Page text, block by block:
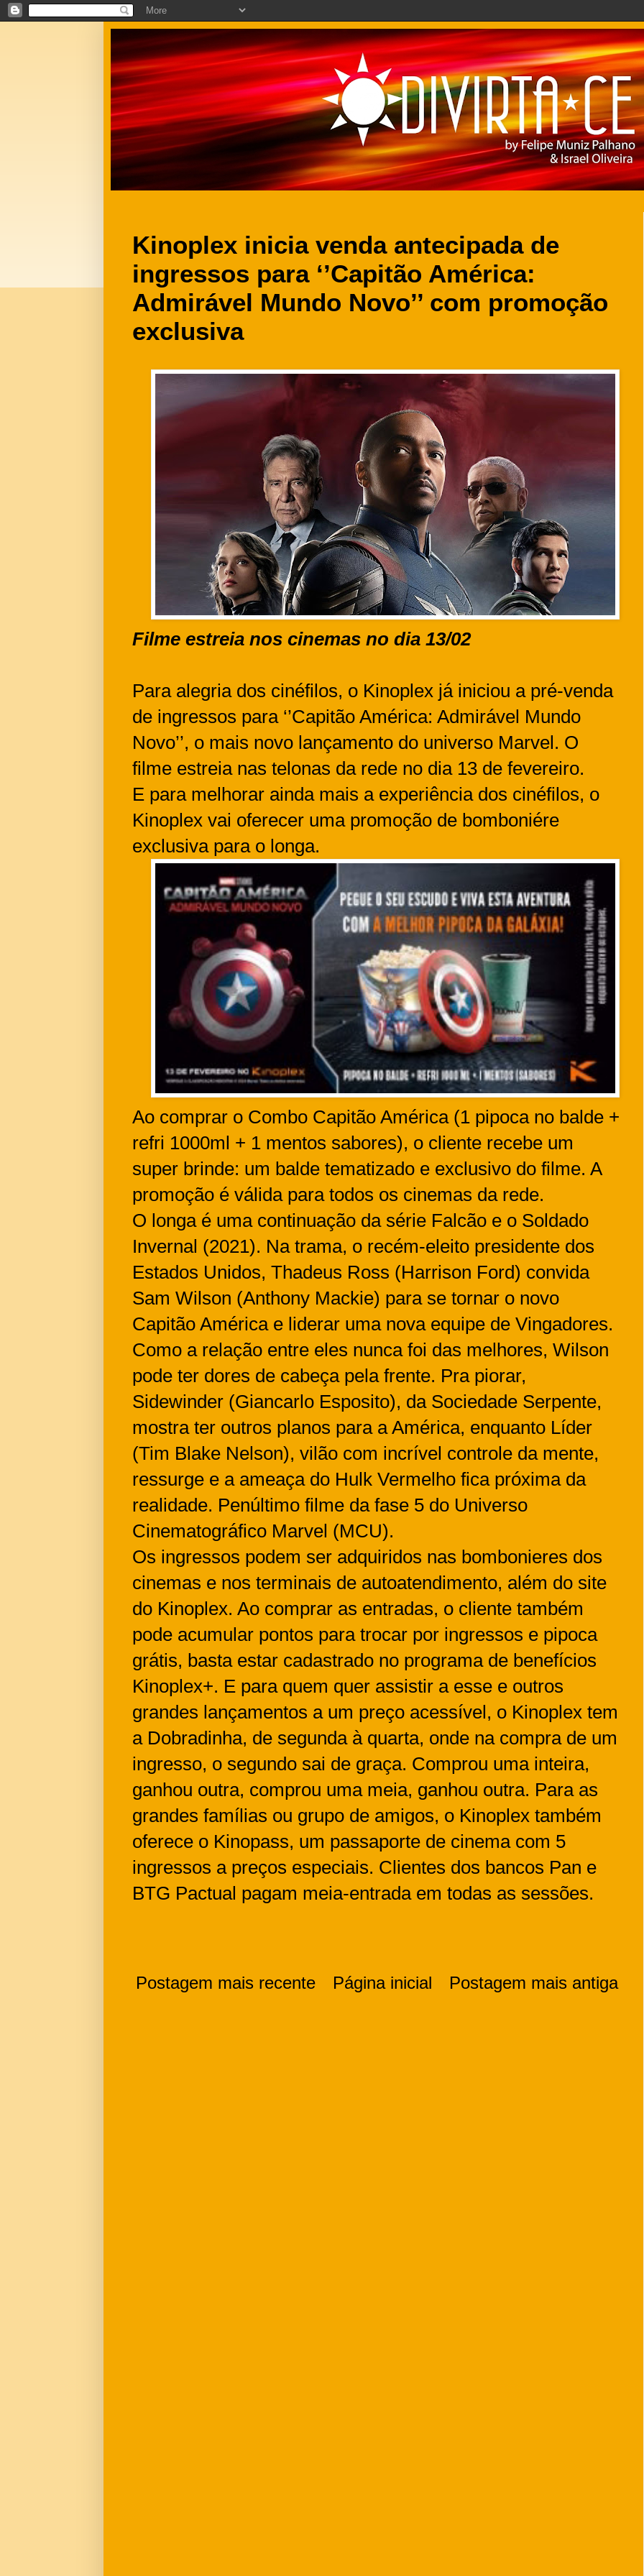
Kinoplex inicia venda antecipada de
ingressos para ‘’Capitão América:
Admirável Mundo Novo’’ com promoção
exclusiva
Filme estreia nos cinemas no dia 13/02
Para alegria dos cinéfilos, o Kinoplex já iniciou a pré-venda
de ingressos para ‘’Capitão América: Admirável Mundo
Novo’’, o mais novo lançamento do universo Marvel. O
filme estreia nas telonas da rede no dia 13 de fevereiro.
E para melhorar ainda mais a experiência dos cinéfilos, o
Kinoplex vai oferecer uma promoção de bomboniére
exclusiva para o longa.
Ao comprar o Combo Capitão América (1 pipoca no balde +
refri 1000ml + 1 mentos sabores), o cliente recebe um
super brinde: um balde tematizado e exclusivo do filme. A
promoção é válida para todos os cinemas da rede.
O longa é uma continuação da série Falcão e o Soldado
Invernal (2021). Na trama, o recém-eleito presidente dos
Estados Unidos, Thadeus Ross (Harrison Ford) convida
Sam Wilson (Anthony Mackie) para se tornar o novo
Capitão América e liderar uma nova equipe de Vingadores.
Como a relação entre eles nunca foi das melhores, Wilson
pode ter dores de cabeça pela frente. Pra piorar,
Sidewinder (Giancarlo Esposito), da Sociedade Serpente,
mostra ter outros planos para a América, enquanto Líder
(Tim Blake Nelson), vilão com incrível controle da mente,
ressurge e a ameaça do Hulk Vermelho fica próxima da
realidade. Penúltimo filme da fase 5 do Universo
Cinematográfico Marvel (MCU).
Os ingressos podem ser adquiridos nas bombonieres dos
cinemas e nos terminais de autoatendimento, além do site
do Kinoplex. Ao comprar as entradas, o cliente também
pode acumular pontos para trocar por ingressos e pipoca
grátis, basta estar cadastrado no programa de benefícios
Kinoplex+. E para quem quer assistir a esse e outros
grandes lançamentos a um preço acessível, o Kinoplex tem
a Dobradinha, de segunda à quarta, onde na compra de um
ingresso, o segundo sai de graça. Comprou uma inteira,
ganhou outra, comprou uma meia, ganhou outra. Para as
grandes famílias ou grupo de amigos, o Kinoplex também
oferece o Kinopass, um passaporte de cinema com 5
ingressos a preços especiais. Clientes dos bancos Pan e
BTG Pactual pagam meia-entrada em todas as sessões.
Postagem mais recente Postagem mais antiga
Página inicial